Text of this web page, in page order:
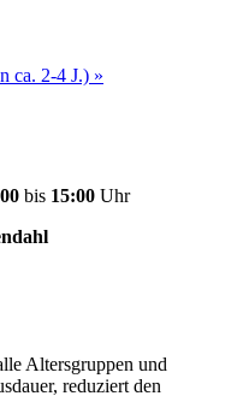
ca. 2-4 J.) »
bis 15:00 Uhr
Altersgruppen und
reduziert den